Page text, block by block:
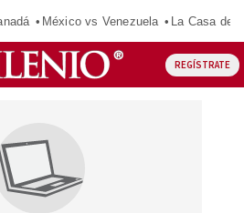
México vs Venezuela La Casa de
REGÍSTRATE